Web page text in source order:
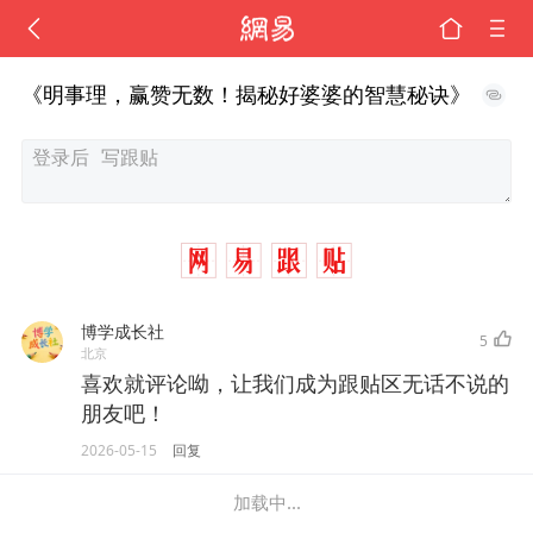
《明事理，赢赞无数！揭秘好婆婆的智慧秘诀》
博学成长社
北京
5
喜欢就评论呦，让我们成为跟贴区无话不说的
朋友吧！
2026-05-15 回复
加载中...